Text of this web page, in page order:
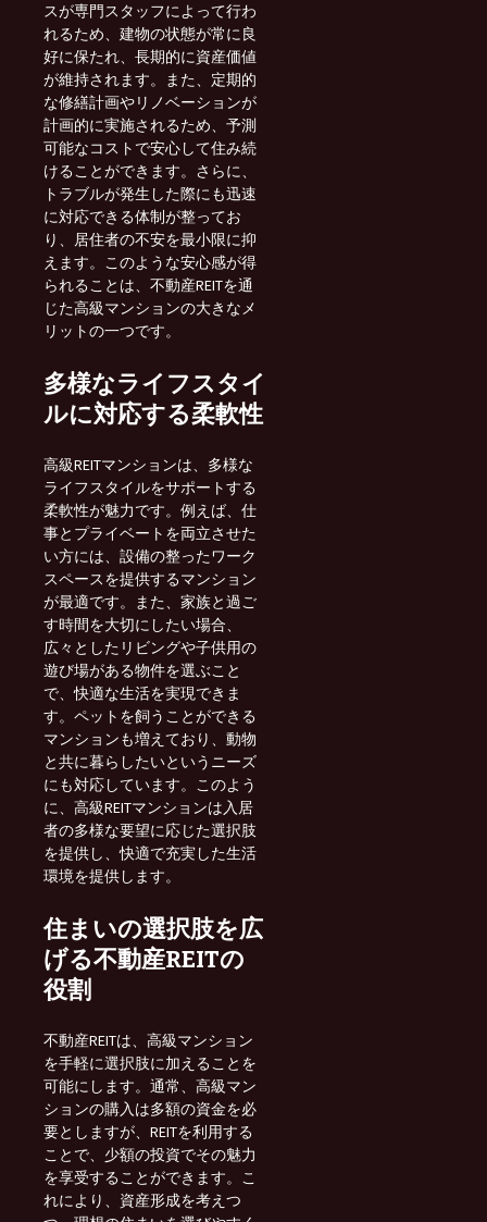
スが専門スタッフによって行わ
れるため、建物の状態が常に良
好に保たれ、長期的に資産価値
が維持されます。また、定期的
な修繕計画やリノベーションが
計画的に実施されるため、予測
可能なコストで安心して住み続
けることができます。さらに、
トラブルが発生した際にも迅速
に対応できる体制が整ってお
り、居住者の不安を最小限に抑
えます。このような安心感が得
られることは、不動産REITを通
じた高級マンションの大きなメ
リットの一つです。
多様なライフスタイ
ルに対応する柔軟性
高級REITマンションは、多様な
ライフスタイルをサポートする
柔軟性が魅力です。例えば、仕
事とプライベートを両立させた
い方には、設備の整ったワーク
スペースを提供するマンション
が最適です。また、家族と過ご
す時間を大切にしたい場合、
広々としたリビングや子供用の
遊び場がある物件を選ぶこと
で、快適な生活を実現できま
す。ペットを飼うことができる
マンションも増えており、動物
と共に暮らしたいというニーズ
にも対応しています。このよう
に、高級REITマンションは入居
者の多様な要望に応じた選択肢
を提供し、快適で充実した生活
環境を提供します。
住まいの選択肢を広
げる不動産REITの
役割
不動産REITは、高級マンション
を手軽に選択肢に加えることを
可能にします。通常、高級マン
ションの購入は多額の資金を必
要としますが、REITを利用する
ことで、少額の投資でその魅力
を享受することができます。こ
れにより、資産形成を考えつ